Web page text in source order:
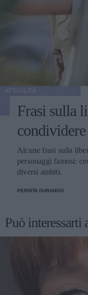
Frasi sulla
Alcune frasi sulla
personaggi famosi:
diversi ambiti.
PERDITA DURANGO
Può interessarti